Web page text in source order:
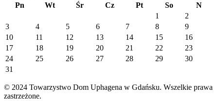
Pn
Wt Śr Cz Pt So
N
1
2
3
4 5 6 7 8
9
10
11 12 13 14 15
16
17
18 19 20 21 22
23
24
25 26 27 28 29
30
31
© 2024 Towarzystwo Dom Uphagena w Gdańsku. Wszelkie prawa
zastrzeżone.